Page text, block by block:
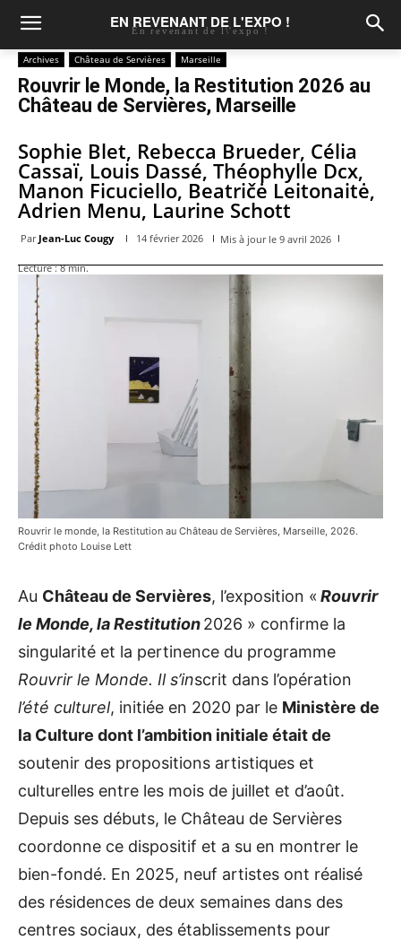
EN REVENANT DE L'EXPO !
En revenant de l\'expo !
Archives Château de Servières Marseille
Rouvrir le Monde, la Restitution 2026 au
Château de Servières, Marseille
Sophie Blet, Rebecca Brueder, Célia
Cassaï, Louis Dassé, Théophylle Dcx,
Manon Ficuciello, Beatričė Leitonaitė,
Adrien Menu, Laurine Schott
Par Jean-Luc Cougy 14 février 2026 Mis à jour le 9 avril 2026
Lecture :8min.
Rouvrir le monde, la Restitution au Château de Servières, Marseille, 2026.
Crédit photo Louise Lett
Au Château de Servières, l’exposition «Rouvrir
le Monde, la Restitution2026 » confirme la
singularité et la pertinence du programme
Rouvrir le Monde. Il s’inscrit dans l’opération
l’été culturel, initiée en 2020 par le Ministère de
la Culture dont l’ambition initiale était de
soutenir des propositions artistiques et
culturelles entre les mois de juillet et d’août.
Depuis ses débuts, le Château de Servières
coordonne ce dispositif et a su en montrer le
bien-fondé. En 2025, neuf artistes ont réalisé
des résidences de deux semaines dans des
centres sociaux, des établissements pour